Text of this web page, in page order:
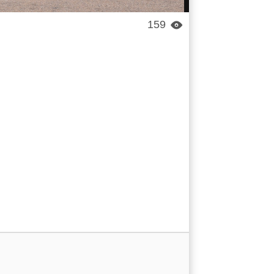
159 